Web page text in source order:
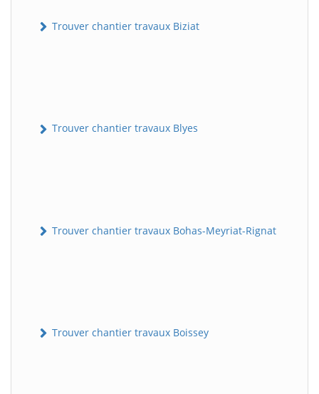
Trouver chantier travaux Biziat
Trouver chantier travaux Blyes
Trouver chantier travaux Bohas-Meyriat-Rignat
Trouver chantier travaux Boissey